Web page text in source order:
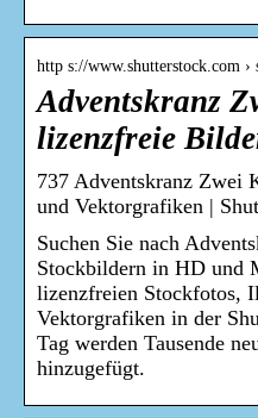
http s://www.shutterstock.com ›
Adventskranz
lizenzfreie
737 Adventskranz Zwei
und Vektorgrafiken |
Suchen Sie nach
Stockbildern in HD und
lizenzfreien Stockfotos,
Vektorgrafiken in der
Tag werden Tausende
hinzugefügt.